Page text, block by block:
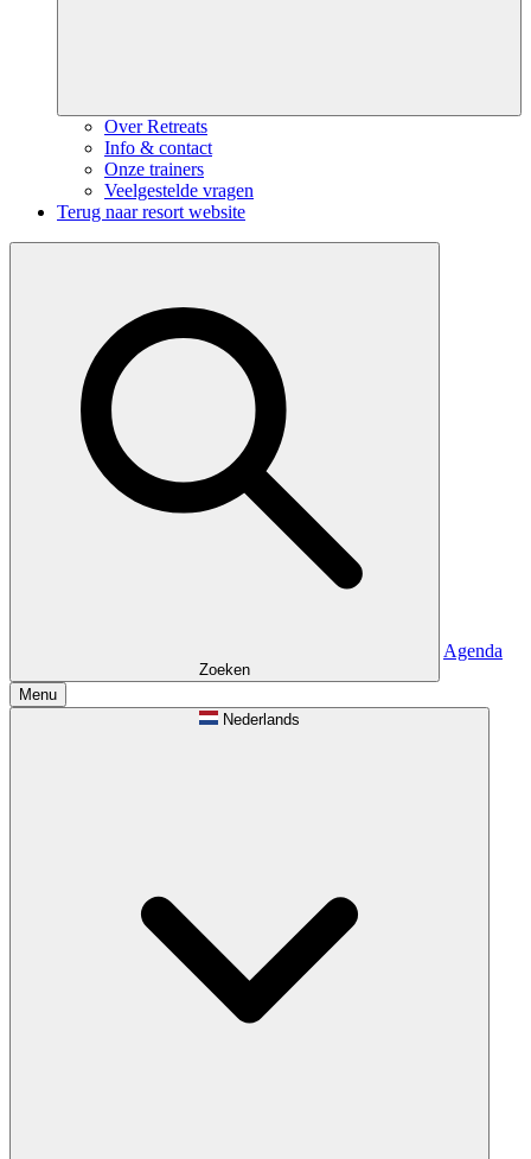
Over Retreats
Info & contact
Onze trainers
Veelgestelde vragen
Terug naar resort website
Zoeken
Agenda
Menu
Nederlands